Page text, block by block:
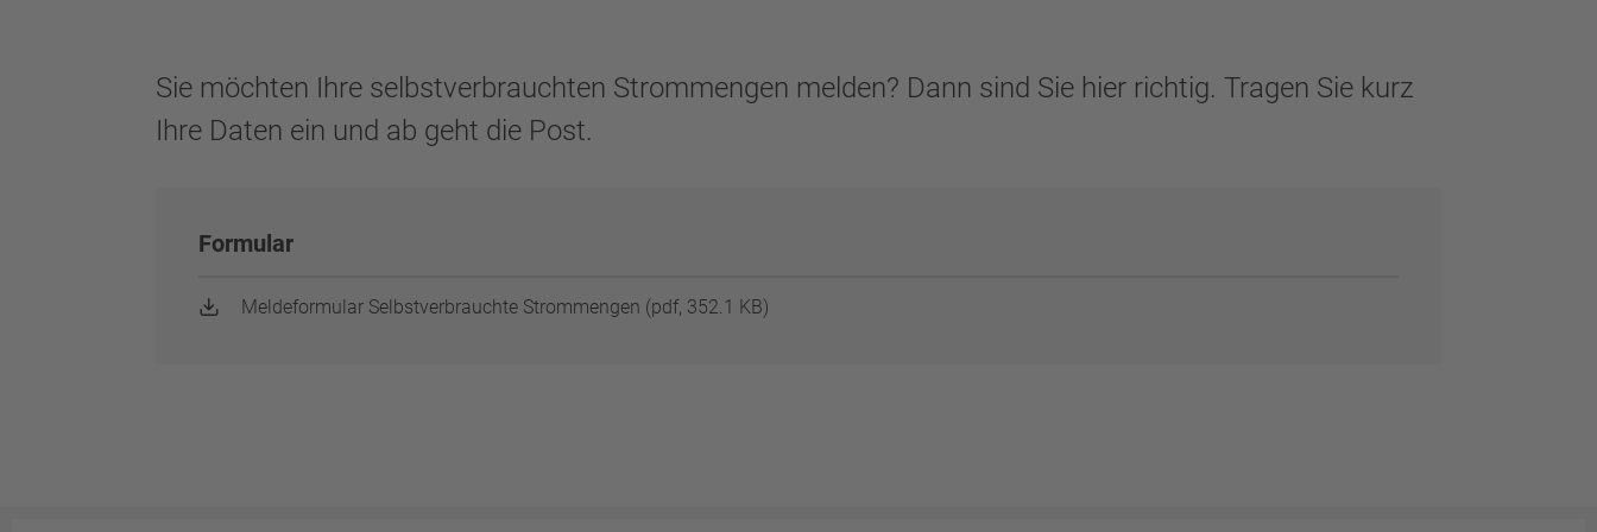
Sie möchten Ihre selbstverbrauchten Strommengen melden? Dann sind Sie hier richtig. Tragen Sie kurz
Ihre Daten ein und ab geht die Post.
Formular
Meldeformular Selbstverbrauchte Strommengen (pdf, 352.1 KB)